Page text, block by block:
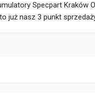
Specpart Kraków
już nasz 3 punkt
akumulatorów,